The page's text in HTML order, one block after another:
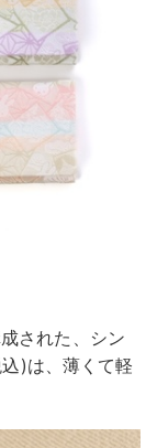
された、シン
)は、薄くて軽